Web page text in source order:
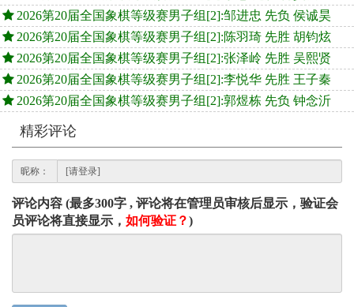
2026第20届全国象棋等级赛男子组[2]:邹进忠 先负 侯诚昊
2026第20届全国象棋等级赛男子组[2]:陈羽琦 先胜 胡钧炫
2026第20届全国象棋等级赛男子组[2]:张泽岭 先胜 吴熙贤
2026第20届全国象棋等级赛男子组[2]:李悦华 先胜 王子秦
2026第20届全国象棋等级赛男子组[2]:郭煜栋 先负 钟念沂
精彩评论
昵称：
评论内容 (最多300字 , 评论将在管理员审核后显示，验证会
员评论将直接显示， 如何验证？)